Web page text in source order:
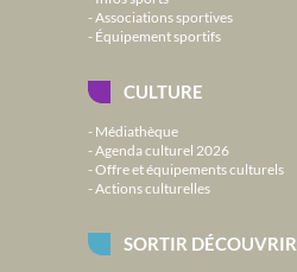
Associations sportives
Équipement sportifs
CULTURE
Médiathèque
Agenda culturel 2026
Offre et équipements culturels
Actions culturelles
SORTIR DÉCOUVRIR